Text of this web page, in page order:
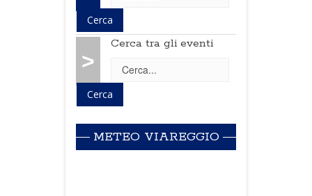
>
Cerca tra gli eventi
METEO VIAREGGIO